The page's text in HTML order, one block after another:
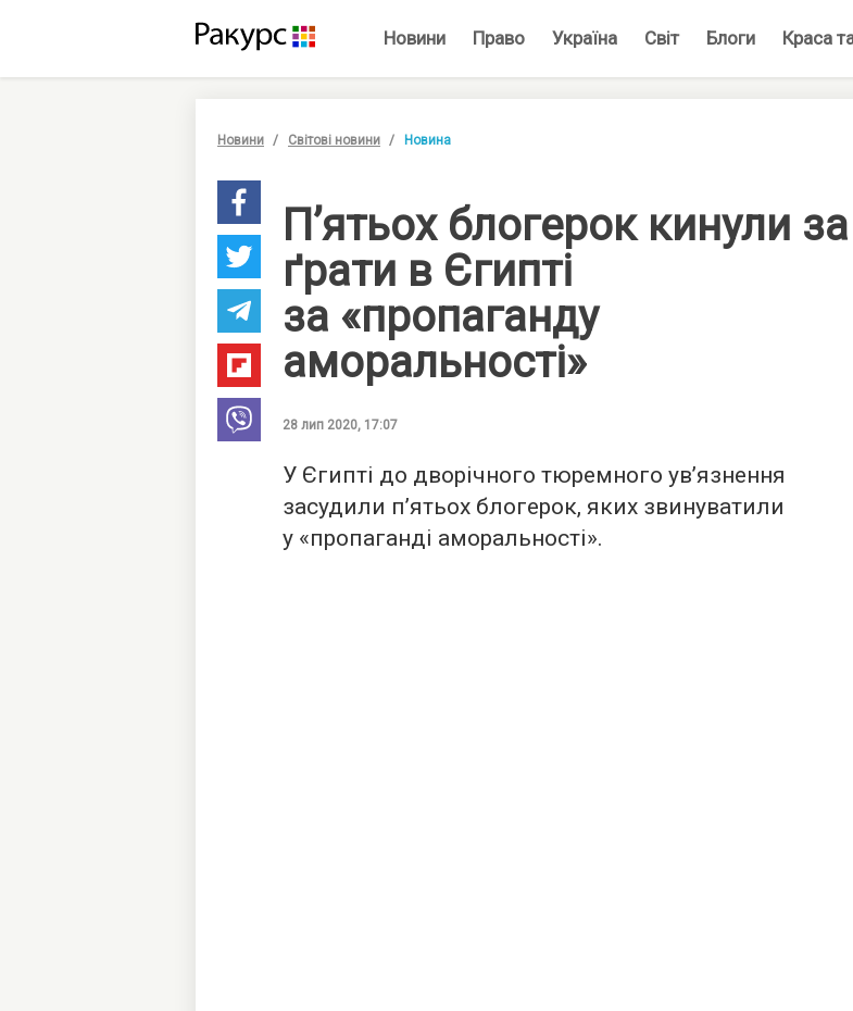
Новини Право Україна Світ Блоги Краса
Новини Світові новини Новина
П’ятьох блогерок кинули за
ґрати в Єгипті
за «пропаганду
аморальності»
28 лип 2020, 17:07
У Єгипті до дворічного тюремного ув’язнення
засудили п’ятьох блогерок, яких звинуватили
у «пропаганді аморальності».